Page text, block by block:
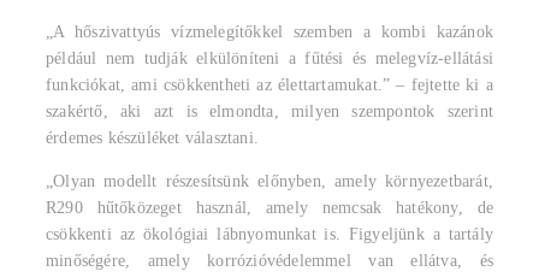
„A hőszivattyús vízmelegítőkkel szemben a kombi kazánok
például nem tudják elkülöníteni a fűtési és melegvíz-ellátási
funkciókat, ami csökkentheti az élettartamukat.” – fejtette ki a
szakértő, aki azt is elmondta, milyen szempontok szerint
érdemes készüléket választani.
„Olyan modellt részesítsünk előnyben, amely környezetbarát,
R290 hűtőközeget használ, amely nemcsak hatékony, de
csökkenti az ökológiai lábnyomunkat is. Figyeljünk a tartály
minőségére, amely korrózióvédelemmel van ellátva, és